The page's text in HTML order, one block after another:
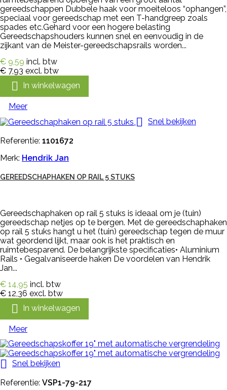
gereedschappen Dubbele haak voor moeiteloos “ophangen”,
speciaal voor gereedschap met een T-handgreep zoals
spades etc.Gehard voor een hogere belasting
Gereedschapshouders kunnen snel en eenvoudig in de
zijkant van de Meister-gereedschapsrails worden...
€ 9,59 incl. btw
€ 7,93 excl. btw
 In winkelwagen
Meer
 Snel bekijken
Referentie: 1101672
Merk: Hendrik Jan
GEREEDSCHAPHAKEN OP RAIL 5 STUKS
Gereedschaphaken op rail 5 stuks is ideaal om je (tuin)
gereedschap netjes op te bergen. Met de gereedschaphaken
op rail 5 stuks hangt u het (tuin) gereedschap tegen de muur
wat geordend lijkt, maar ook is het praktisch en
ruimtebesparend. De belangrijkste specificaties• Aluminium
Rails • Gegalvaniseerde haken De voordelen van Hendrik
Jan...
€ 14,95 incl. btw
€ 12,36 excl. btw
 In winkelwagen
Meer
 Snel bekijken
Referentie: VSP1-79-217